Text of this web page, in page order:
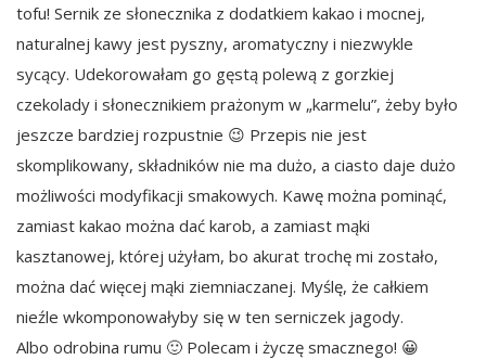
tofu! Sernik ze słonecznika z dodatkiem kakao i mocnej,
naturalnej kawy jest pyszny, aromatyczny i niezwykle
sycący. Udekorowałam go gęstą polewą z gorzkiej
czekolady i słonecznikiem prażonym w „karmelu”, żeby było
jeszcze bardziej rozpustnie 😉 Przepis nie jest
skomplikowany, składników nie ma dużo, a ciasto daje dużo
możliwości modyfikacji smakowych. Kawę można pominąć,
zamiast kakao można dać karob, a zamiast mąki
kasztanowej, której użyłam, bo akurat trochę mi zostało,
można dać więcej mąki ziemniaczanej. Myślę, że całkiem
nieźle wkomponowałyby się w ten serniczek jagody.
Albo odrobina rumu 🙂 Polecam i życzę smacznego! 😀